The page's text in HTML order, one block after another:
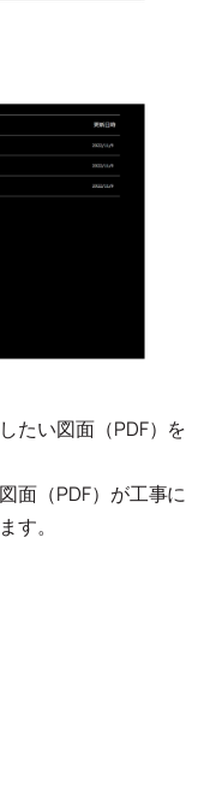
たい図面（PDF）を
面（PDF）が工事に
す。